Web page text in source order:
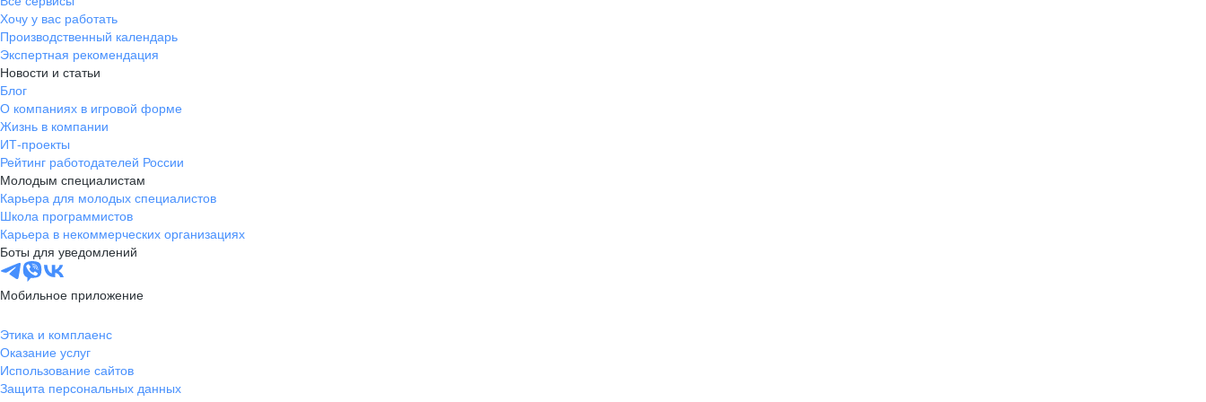
Хочу у вас работать
Производственный календарь
Экспертная рекомендация
Новости и статьи
Блог
О компаниях в игровой форме
Жизнь в компании
ИТ-проекты
Рейтинг работодателей России
Молодым специалистам
Карьера для молодых специалистов
Школа программистов
Карьера в некоммерческих организациях
Боты для уведомлений
Мобильное приложение
Этика и комплаенс
Оказание услуг
Использование сайтов
Защита персональных данных